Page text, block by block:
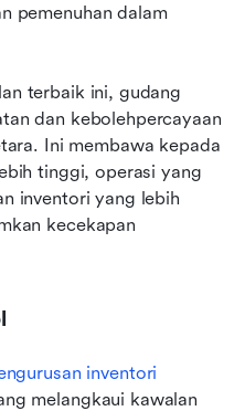
pemenuhan dalam
terbaik ini, gudang
dan kebolehpercayaan
Ini membawa kepada
tinggi, operasi yang
inventori yang lebih
kecekapan
inventori
melangkaui kawalan